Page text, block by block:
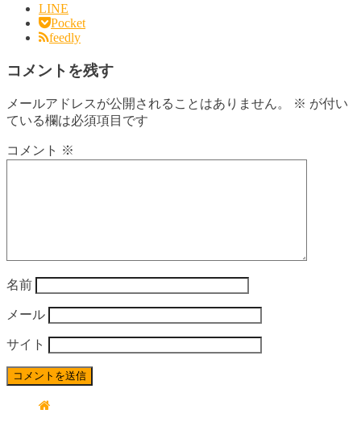
LINE
Pocket
feedly
コメントを残す
メールアドレスが公開されることはありません。 ※ が付い
ている欄は必須項目です
コメント ※
名前
メール
サイト